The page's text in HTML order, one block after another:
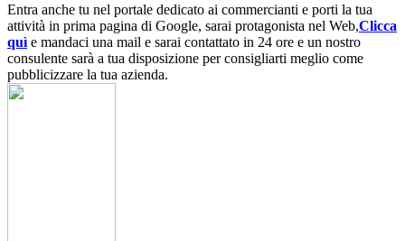
Entra anche tu nel portale dedicato ai commercianti e porti la tua
attività in prima pagina di Google, sarai protagonista nel Web,Clicca
quì e mandaci una mail e sarai contattato in 24 ore e un nostro
consulente sarà a tua disposizione per consigliarti meglio come
pubblicizzare la tua azienda.